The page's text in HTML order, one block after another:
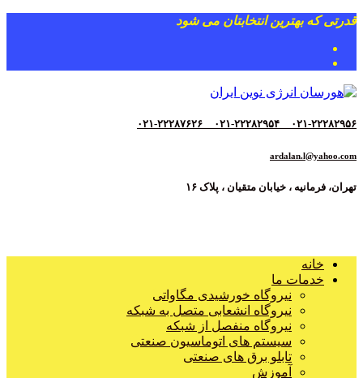
قدرتی که بهترین انتخابتان می شود
۰۲۱-۲۲۲۸۲۹۵۶__۰۲۱-۲۲۲۸۲۹۵۴__۰۲۱-۲۲۲۸۷۶۲۶
ardalan.l@yahoo.com
تهران، فرمانیه ، خیابان متقیان ، پلاک ۱۶
خانه
خدمات ما
نیروگاه خورشیدی مگاواتی
نیروگاه انشعابی متصل به شبکه
نیروگاه منفصل از شبکه
سیستم های اتوماسیون صنعتی
تابلو برق های صنعتی
آموزش